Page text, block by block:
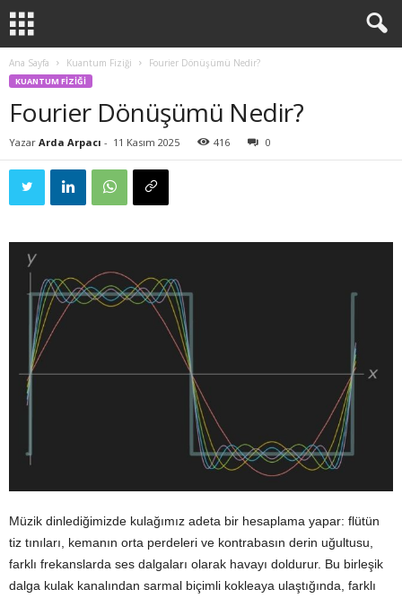
Ana Sayfa Kuantum Fiziği Fourier Dönüşümü Nedir?
KUANTUM FIZIĞI
Fourier Dönüşümü Nedir?
Yazar Arda Arpacı - 11 Kasım 2025 416 0
Müzik dinlediğimizde kulağımız adeta bir hesaplama yapar: flütün
tiz tınıları, kemanın orta perdeleri ve kontrabasın derin uğultusu,
farklı frekanslarda ses dalgaları olarak havayı doldurur. Bu birleşik
dalga kulak kanalından sarmal biçimli kokleaya ulaştığında, farklı